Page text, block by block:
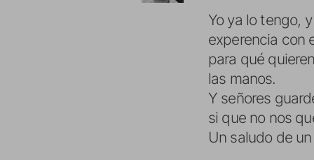
Yo ya lo tengo,
experencia con
para qué
las manos.
Y señores
si que no nos
Un saludo de